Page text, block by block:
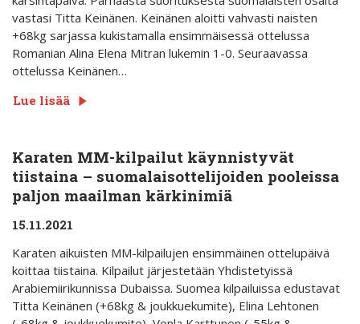
vastasi Titta Keinänen. Keinänen aloitti vahvasti naisten
+68kg sarjassa kukistamalla ensimmäisessä ottelussa
Romanian Alina Elena Mitran lukemin 1-0. Seuraavassa
ottelussa Keinänen…
Lue lisää
Karaten MM-kilpailut käynnistyvät
tiistaina – suomalaisottelijoiden pooleissa
paljon maailman kärkinimiä
15.11.2021
Karaten aikuisten MM-kilpailujen ensimmäinen ottelupäivä
koittaa tiistaina. Kilpailut järjestetään Yhdistetyissä
Arabiemiirikunnissa Dubaissa. Suomea kilpailuissa edustavat
Titta Keinänen (+68kg & joukkuekumite), Elina Lehtonen